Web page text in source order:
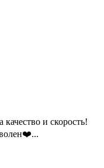
и скорость!